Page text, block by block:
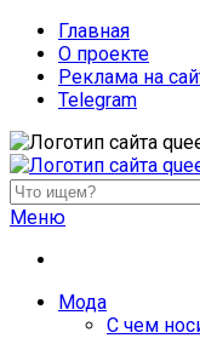
Главная
О проекте
Реклама на
Telegram
queenofstyle.ru
Женский сайт о
похудения, отзывы
Меню
Мода
С чем